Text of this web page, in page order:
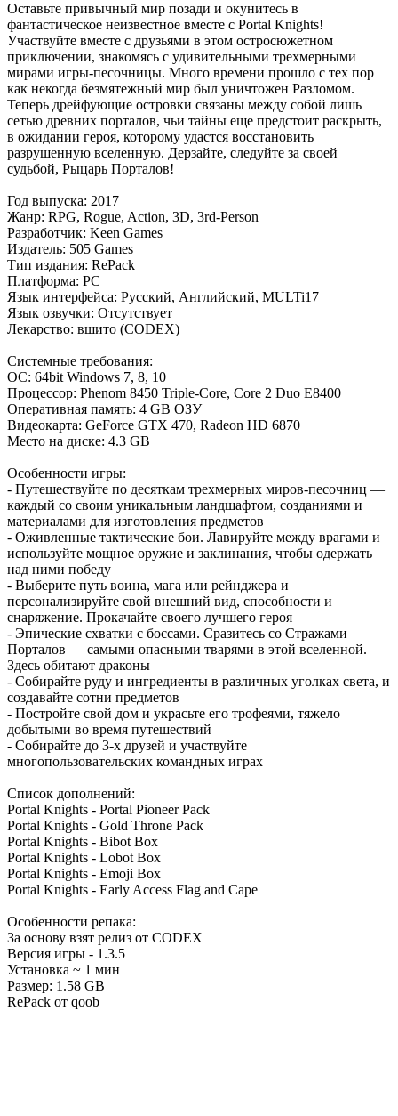
Оставьте привычный мир позади и окунитесь в
фантастическое неизвестное вместе с Portal Knights!
Участвуйте вместе с друзьями в этом остросюжетном
приключении, знакомясь с удивительными трехмерными
мирами игры-песочницы. Много времени прошло с тех пор
как некогда безмятежный мир был уничтожен Разломом.
Теперь дрейфующие островки связаны между собой лишь
сетью древних порталов, чьи тайны еще предстоит раскрыть,
в ожидании героя, которому удастся восстановить
разрушенную вселенную. Дерзайте, следуйте за своей
судьбой, Рыцарь Порталов!
Год выпуска: 2017
Жанр: RPG, Rogue, Action, 3D, 3rd-Person
Разработчик: Keen Games
Издатель: 505 Games
Тип издания: RePack
Платформа: PC
Язык интерфейса: Русский, Английский, MULTi17
Язык озвучки: Отсутствует
Лекарство: вшито (CODEX)
Cистемные требования:
ОС: 64bit Windows 7, 8, 10
Процессор: Phenom 8450 Triple-Core, Core 2 Duo E8400
Оперативная память: 4 GB ОЗУ
Видеокарта: GeForce GTX 470, Radeon HD 6870
Место на диске: 4.3 GB
Особенности игры:
- Путешествуйте по десяткам трехмерных миров-песочниц —
каждый со своим уникальным ландшафтом, созданиями и
материалами для изготовления предметов
- Оживленные тактические бои. Лавируйте между врагами и
используйте мощное оружие и заклинания, чтобы одержать
над ними победу
- Выберите путь воина, мага или рейнджера и
персонализируйте свой внешний вид, способности и
снаряжение. Прокачайте своего лучшего героя
- Эпические схватки с боссами. Сразитесь со Стражами
Порталов — самыми опасными тварями в этой вселенной.
Здесь обитают драконы
- Собирайте руду и ингредиенты в различных уголках света, и
создавайте сотни предметов
- Постройте свой дом и украсьте его трофеями, тяжело
добытыми во время путешествий
- Собирайте до 3-х друзей и участвуйте
многопользовательских командных играх
Список дополнений:
Portal Knights - Portal Pioneer Pack
Portal Knights - Gold Throne Pack
Portal Knights - Bibot Box
Portal Knights - Lobot Box
Portal Knights - Emoji Box
Portal Knights - Early Access Flag and Cape
Особенности репака:
За основу взят релиз от CODEX
Версия игры - 1.3.5
Установка ~ 1 мин
Размер: 1.58 GB
RePack от qoob